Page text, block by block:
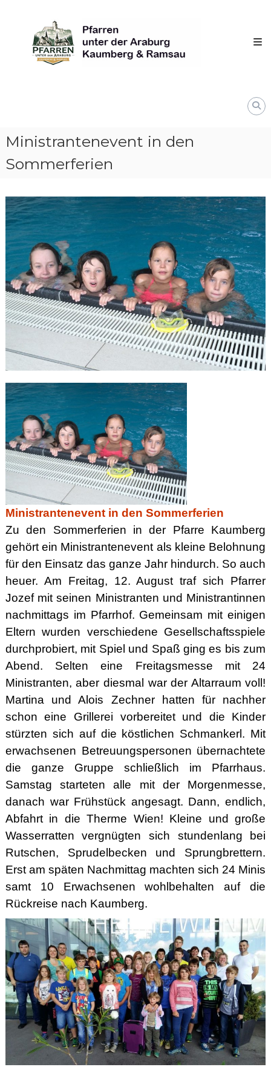
content
unter
derAraburg
Kaumberg
Ministrantenevent in den
Sommerferien
Ministrantenevent in den Sommerferien
Zu den Sommerferien in der Pfarre Kaumberg
gehört ein Ministrantenevent als kleine Belohnung
für den Einsatz das ganze Jahr hindurch. So auch
heuer. Am Freitag, 12. August traf sich Pfarrer
Jozef mit seinen Ministranten und Ministrantinnen
nachmittags im Pfarrhof. Gemeinsam mit einigen
Eltern wurden verschiedene Gesellschaftsspiele
durchprobiert, mit Spiel und Spaß ging es bis zum
Abend. Selten eine Freitagsmesse mit 24
Ministranten, aber diesmal war der Altarraum voll!
Martina und Alois Zechner hatten für nachher
schon eine Grillerei vorbereitet und die Kinder
stürzten sich auf die köstlichen Schmankerl. Mit
erwachsenen Betreuungspersonen übernachtete
die ganze Gruppe schließlich im Pfarrhaus.
Samstag starteten alle mit der Morgenmesse,
danach war Frühstück angesagt. Dann, endlich,
Abfahrt in die Therme Wien! Kleine und große
Wasserratten vergnügten sich stundenlang bei
Rutschen, Sprudelbecken und Sprungbrettern.
Erst am späten Nachmittag machten sich 24 Minis
samt 10 Erwachsenen wohlbehalten auf die
Rückreise nach Kaumberg.